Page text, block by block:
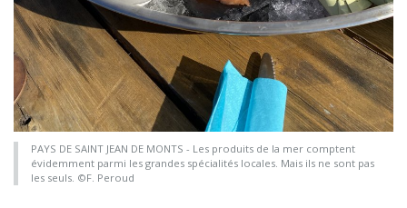
PAYS DE SAINT JEAN DE MONTS - Les produits de la mer comptent
évidemment parmi les grandes spécialités locales. Mais ils ne sont pas
les seuls. ©F. Peroud